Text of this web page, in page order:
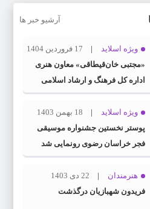
آرشیو خبر ها
ویژه اسلاید
17 فروردین 1404
«مجتبی خان‌قیطاقی» معاون هنری
اداره کل فرهنگ و ارشاد اسلامی
خراسان رضوی شد
ویژه اسلاید
18 بهمن 1403
پوستر نخستین جشنواره موسیقی
فجر خراسان رضوی رونمایی شد
هنرمندان
22 دی 1403
فریدون شهبازیان درگذشت